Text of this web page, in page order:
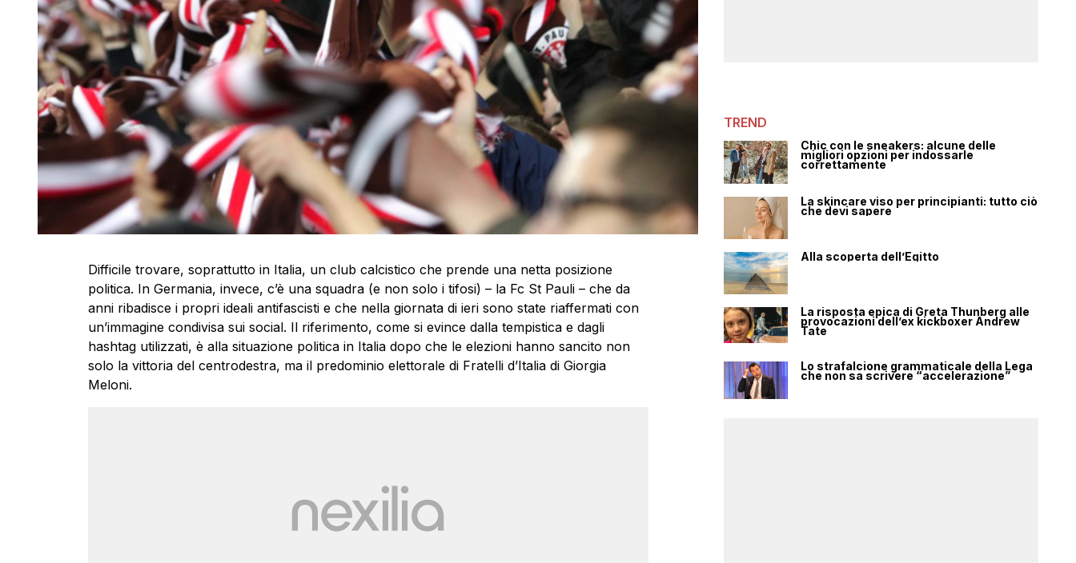
Difficile trovare, soprattutto in Italia, un club calcistico che prende una netta posizione
politica. In Germania, invece, c’è una squadra (e non solo i tifosi) – la Fc St Pauli – che da
anni ribadisce i propri ideali antifascisti e che nella giornata di ieri sono state riaffermati con
un’immagine condivisa sui social. Il riferimento, come si evince dalla tempistica e dagli
hashtag utilizzati, è alla situazione politica in Italia dopo che le elezioni hanno sancito non
solo la vittoria del centrodestra, ma il predominio elettorale di Fratelli d’Italia di Giorgia
Meloni.
TREND
Chic con le sneakers: alcune delle
migliori opzioni per indossarle
correttamente
La skincare viso per principianti: tutto ciò
che devi sapere
Alla scoperta dell’Egitto
La risposta epica di Greta Thunberg alle
provocazioni dell’ex kickboxer Andrew
Tate
Lo strafalcione grammaticale della Lega
che non sa scrivere “accelerazione”